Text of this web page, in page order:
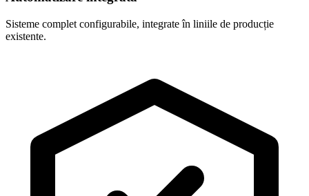
Sisteme complet configurabile, integrate în liniile de producție
existente.